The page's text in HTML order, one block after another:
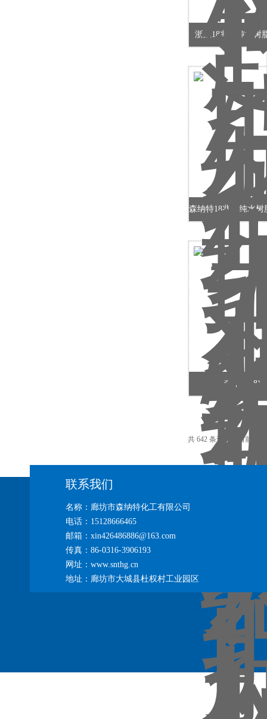
浙江18兆超纯水树
森纳特18
共 642 条记录，当前 5 /
联系我们
名称：廊坊市森纳特化工有限公司
电话：15128666465
邮箱：xin426486886@163.com
传真：86-0316-3906193
网址：www.snthg.cn
地址：廊坊市大城县杜权村工业园区